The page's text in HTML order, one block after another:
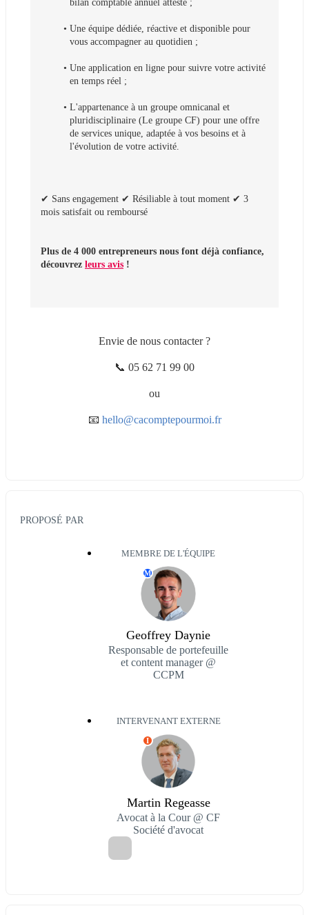
bilan comptable annuel attesté ;
Une équipe dédiée, réactive et disponible pour
vous accompagner au quotidien ;
Une application en ligne pour suivre votre activité
en temps réel ;
L'appartenance à un groupe omnicanal et
pluridisciplinaire (Le groupe CF) pour une offre
de services unique, adaptée à vos besoins et à
l'évolution de votre activité.
✔ Sans engagement ✔ Résiliable à tout moment ✔ 3
mois satisfait ou remboursé
Plus de 4 000 entrepreneurs nous font déjà confiance,
découvrez leurs avis !
Envie de nous contacter ?
📞 05 62 71 99 00
ou
📧 hello@cacomptepourmoi.fr
PROPOSÉ PAR
MEMBRE DE L'ÉQUIPE
M
Geoffrey Daynie
Responsable de portefeuille
et content manager @
CCPM
INTERVENANT EXTERNE
I
Martin Regeasse
Avocat à la Cour @ CF
Société d'avocat